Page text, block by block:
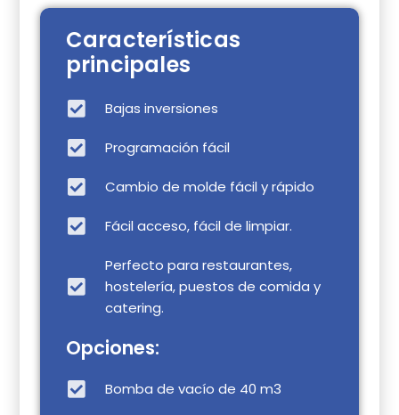
Características
principales
Bajas inversiones
Programación fácil
Cambio de molde fácil y rápido
Fácil acceso, fácil de limpiar.
Perfecto para restaurantes,
hostelería, puestos de comida y
catering.
Opciones:
Bomba de vacío de 40 m3